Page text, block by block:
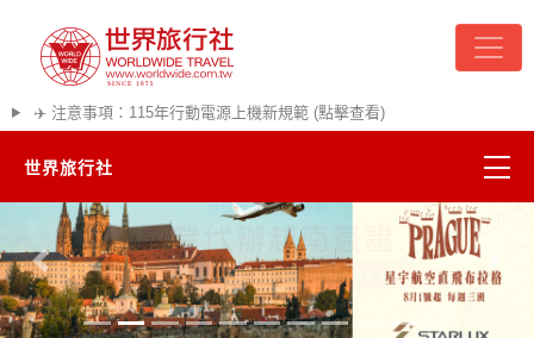
✈️ 注意事項：115年行動電源上機新規範 (點擊查看)
世界旅行社
精彩越南
熱門韓國
往前 往後